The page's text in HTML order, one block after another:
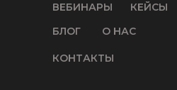
ВЕБИНАРЫ КЕЙСЫ
КОНТАКТЫ
О НАС
БЛОГ